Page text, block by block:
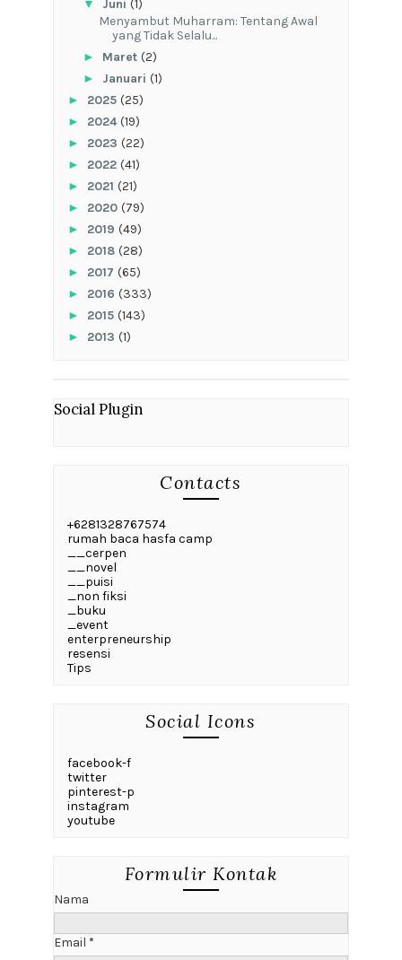
▼ Juni (1)
Menyambut Muharram: Tentang Awal
yang Tidak Selalu...
► Maret (2)
► Januari (1)
► 2025 (25)
► 2024(19)
► 2023 (22)
► 2022 (41)
► 2021 (21)
► 2020 (79)
► 2019 (49)
► 2018 (28)
► 2017 (65)
► 2016 (333)
► 2015 (143)
► 2013 (1)
Social Plugin
Contacts
+6281328767574
rumah baca hasfa camp
__cerpen
__novel
__puisi
_non fiksi
_buku
_event
enterpreneurship
resensi
Tips
Social Icons
facebook-f
twitter
pinterest-p
instagram
youtube
Formulir Kontak
Nama
Email *